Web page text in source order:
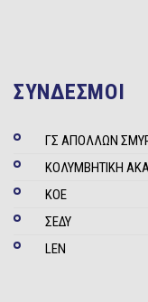
ΣΥΝΔΕΣΜΟΙ
ΓΣ ΑΠΟΛΛΩΝ
ΚΟΛΥΜΒΗΤΙΚΗ
ΚΟΕ
ΣΕΔΥ
LEN